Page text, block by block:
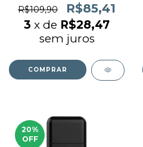
R$109,90 R$85,41
3 x de R$28,47
sem juros
COMPRAR
20%
OFF